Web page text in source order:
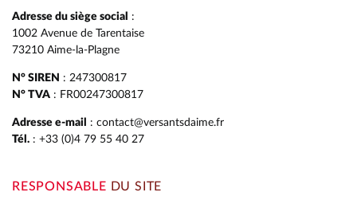
Adresse du siège social
:
1002 Avenue de Tarentaise
73210 Aime-la-Plagne
N° SIREN : 247300817
N° TVA : FR00247300817
Adresse e-mail
: contact@versantsdaime.fr
Tél. : +33 (0)4 79 55 40 27
RESPONSABLE DU SITE